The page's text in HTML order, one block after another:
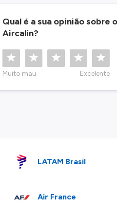
Qual é a sua opinião sobre
Aircalin?
Muito mau Excelente
LATAM Brasil
Air France